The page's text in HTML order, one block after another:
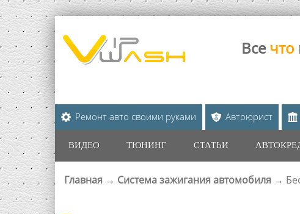
Все что
Ремонт авто своими руками Автоюрист
ВИДЕО ТЮНИНГ СТАТЬИ
ВЫ ЗДЕСЬ
Главная → Система зажигания автомобиля →